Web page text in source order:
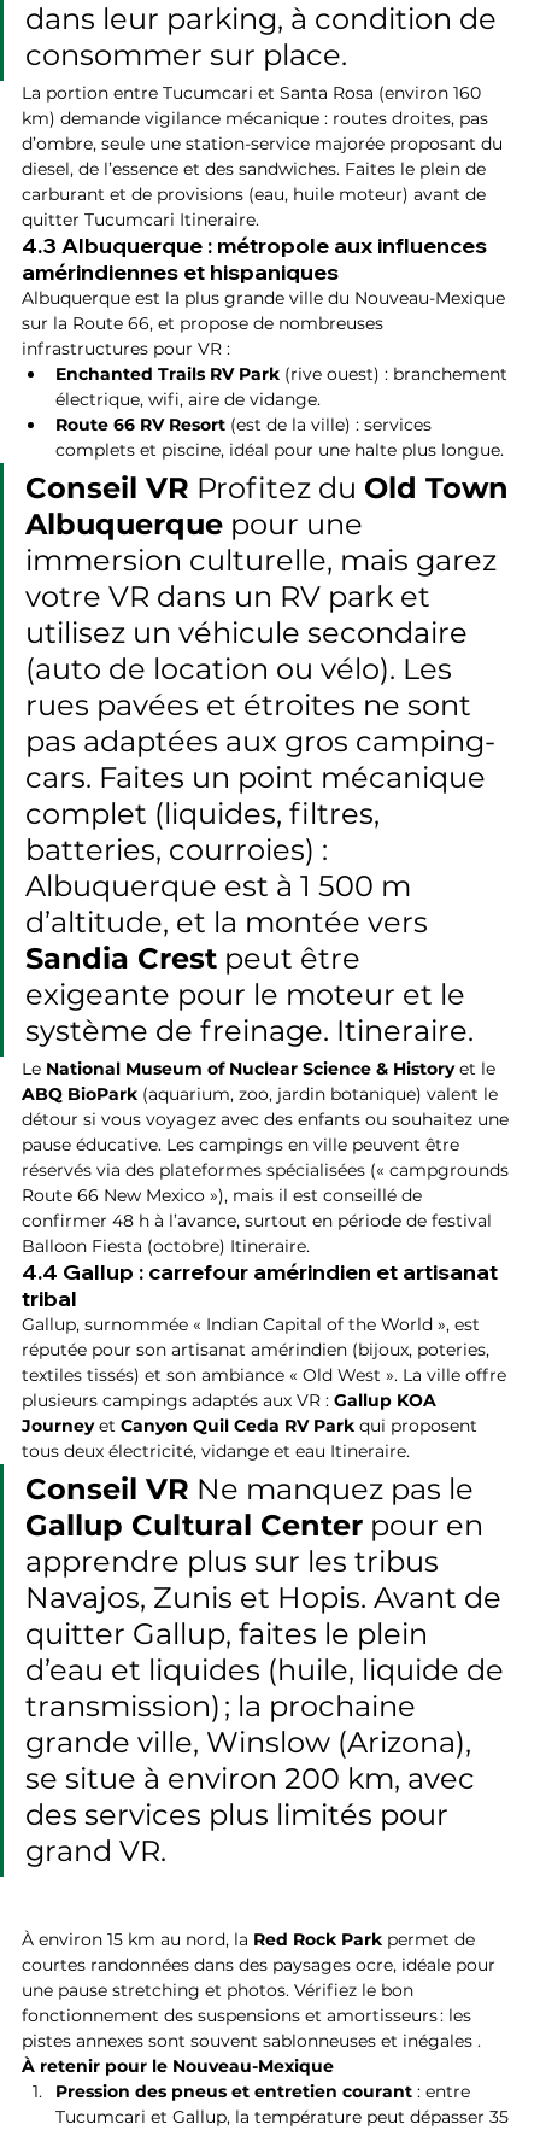
dans leur parking, à condition de
consommer sur place.
La portion entre Tucumcari et Santa Rosa (environ 160
km) demande vigilance mécanique : routes droites, pas
d’ombre, seule une station-service majorée proposant du
diesel, de l’essence et des sandwiches. Faites le plein de
carburant et de provisions (eau, huile moteur) avant de
quitter Tucumcari Itineraire.
4.3 Albuquerque : métropole aux influences
amérindiennes et hispaniques
Albuquerque est la plus grande ville du Nouveau-Mexique
sur la Route 66, et propose de nombreuses
infrastructures pour VR :
Enchanted Trails RV Park (rive ouest) : branchement
électrique, wifi, aire de vidange.
Route 66 RV Resort (est de la ville) : services
complets et piscine, idéal pour une halte plus longue.
Conseil VR Profitez du Old Town
Albuquerque pour une
immersion culturelle, mais garez
votre VR dans un RV park et
utilisez un véhicule secondaire
(auto de location ou vélo). Les
rues pavées et étroites ne sont
pas adaptées aux gros camping-
cars. Faites un point mécanique
complet (liquides, filtres,
batteries, courroies) :
Albuquerque est à 1 500 m
d’altitude, et la montée vers
Sandia Crest peut être
exigeante pour le moteur et le
système de freinage. Itineraire.
Le National Museum of Nuclear Science & History et le
ABQ BioPark (aquarium, zoo, jardin botanique) valent le
détour si vous voyagez avec des enfants ou souhaitez une
pause éducative. Les campings en ville peuvent être
réservés via des plateformes spécialisées (« campgrounds
Route 66 New Mexico »), mais il est conseillé de
confirmer 48 h à l’avance, surtout en période de festival
Balloon Fiesta (octobre) Itineraire.
4.4 Gallup : carrefour amérindien et artisanat
tribal
Gallup, surnommée « Indian Capital of the World », est
réputée pour son artisanat amérindien (bijoux, poteries,
textiles tissés) et son ambiance « Old West ». La ville offre
plusieurs campings adaptés aux VR : Gallup KOA
Journey et Canyon Quil Ceda RV Park qui proposent
tous deux électricité, vidange et eau Itineraire.
Conseil VR Ne manquez pas le
Gallup Cultural Center pour en
apprendre plus sur les tribus
Navajos, Zunis et Hopis. Avant de
quitter Gallup, faites le plein
d’eau et liquides (huile, liquide de
transmission) ; la prochaine
grande ville, Winslow (Arizona),
se situe à environ 200 km, avec
des services plus limités pour
grand VR.
À environ 15 km au nord, la Red Rock Park permet de
courtes randonnées dans des paysages ocre, idéale pour
une pause stretching et photos. Vérifiez le bon
fonctionnement des suspensions et amortisseurs : les
pistes annexes sont souvent sablonneuses et inégales .
À retenir pour le Nouveau-Mexique
Pression des pneus et entretien courant : entre
Tucumcari et Gallup, la température peut dépasser 35